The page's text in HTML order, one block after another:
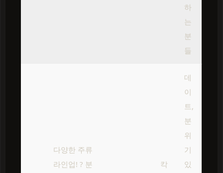
하
는
분
들
다양한 주류
라인업! ? 분
칵
데
이
트,
분
위
기
있